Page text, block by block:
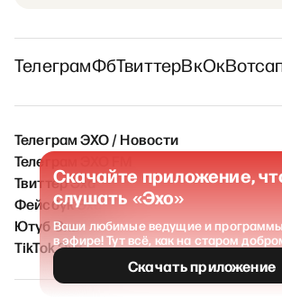
ТелеграмФбТвиттерВкОк
Скачайте приложение,
слушать «Эхо»
Ваши любимые ведущие и
в эфире! Тут всё, как на старом
Скачать приложение
Телеграм ЭХО / Новости
Телеграм ЭХО FM
Твиттер Эха
Фейсбук Эха
Ютуб Эха
TikTok Эха